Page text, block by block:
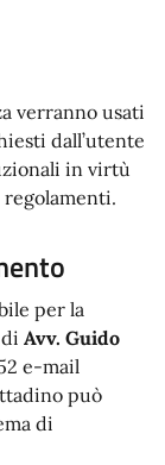
verranno usati
dall’utente
in virtù
per la
Avv. Guido
e-mail
può
di